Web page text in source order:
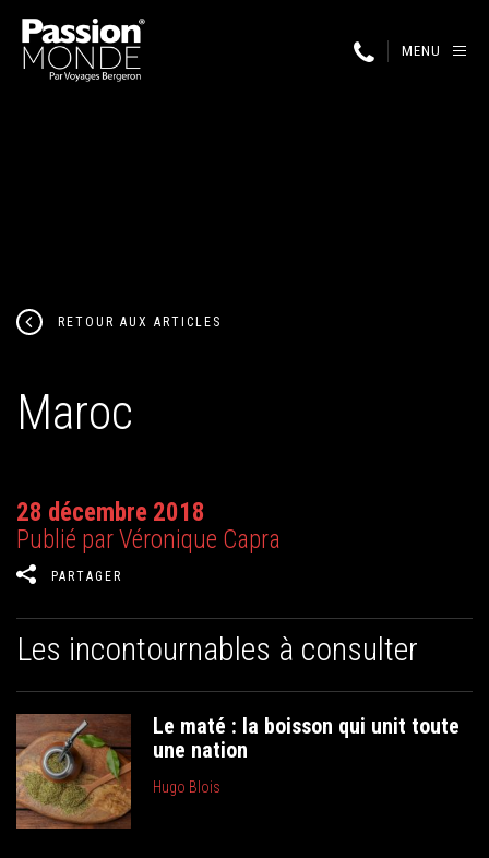
MENU
RETOUR AUX ARTICLES
Maroc
28 décembre 2018
Publié par Véronique Capra
PARTAGER
Les incontournables à consulter
Le maté : la boisson qui unit toute
une nation
Hugo Blois